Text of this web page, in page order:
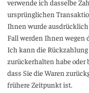
verwende ich dasselbe
ursprünglichen
Ihnen wurde
Fall werden Ihnen wegen
Ich kann die
zurückerhalten habe oder
dass Sie die Waren
frühere Zeitpunkt ist.